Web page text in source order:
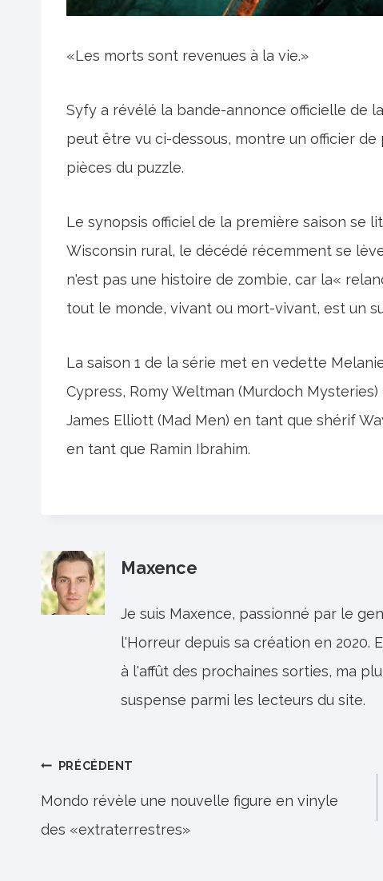
«Les morts sont revenues à la vie.»
Syfy a révélé la bande-annonce officielle de
peut être vu ci-dessous, montre un officier
pièces du puzzle.
Le synopsis officiel de la première saison se
Wisconsin rural, le décédé récemment se
n'est pas une histoire de zombie, car la«
tout le monde, vivant ou mort-vivant, est un
La saison 1 de la série met en vedette
Cypress, Romy Weltman (Murdoch
James Elliott (Mad Men) en tant que shérif
en tant que Ramin Ibrahim.
Maxence
Je suis Maxence, passionné par le
l'Horreur depuis sa création en 2020.
à l'affût des prochaines sorties, ma
suspense parmi les lecteurs du site.
Navigation
de
l’article
PRÉCÉDENT
Mondo révèle une nouvelle figure en vinyle
des «extraterrestres»